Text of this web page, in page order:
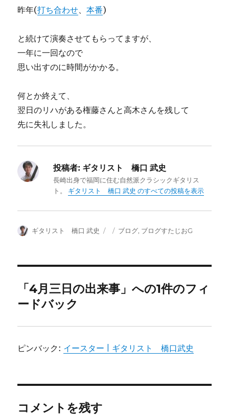
昨年(打ち合わせ 、本番)
と続けて演奏させてもらってますが、
一年に一回なので
思い出すのに時間がかかる。
何とか終えて、
翌日のリハがある権藤さんと高木さんを残して
先に失礼しました。
投稿者: ギタリスト 橋口 武史
長崎出身で福岡に住む自然派クラシックギタリス
ト。 ギタリスト 橋口 武史 のすべての投稿を表示
投
ギタリスト 橋口 武史
投 カ
ブログ, ブログすたじおG
「4月三日の出来事」への1件のフィ
ードバック
ピンバック: イースター | ギタリスト 橋口武史
コメントを残す